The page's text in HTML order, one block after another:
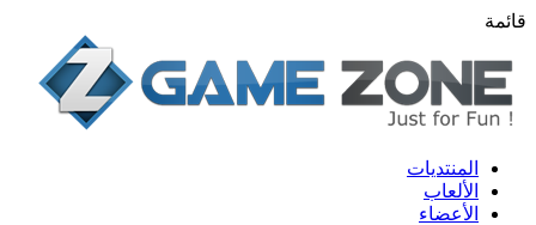
قائمة
المنتديات
الألعاب
الأعضاء